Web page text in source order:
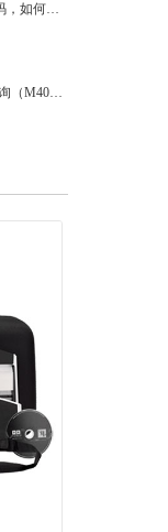
EPSON打印机在设置网络时提示输入密码，如何解决？
Munsell蒙赛尔色彩大全-全光泽版色号查询（M40115B色卡）